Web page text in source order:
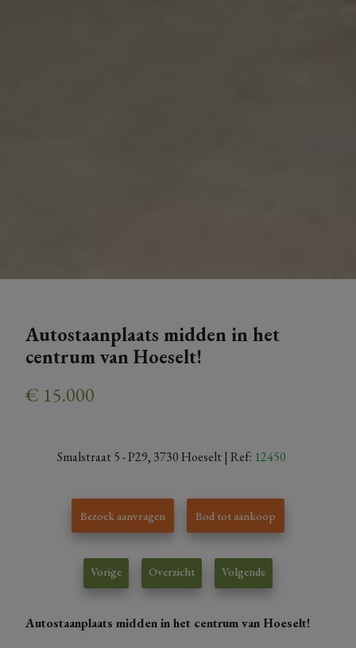
Autostaanplaats midden in het
centrum van Hoeselt!
€ 15.000
Smalstraat 5 - P29, 3730 Hoeselt| Ref: 12450
Bezoek aanvragen Bod tot aankoop
Vorige Overzicht Volgende
Autostaanplaats midden in het centrum van Hoeselt!